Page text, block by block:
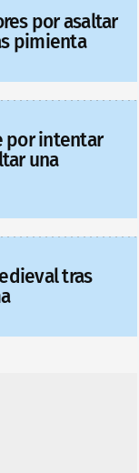
por asaltar
pimienta
por intentar
una
tras